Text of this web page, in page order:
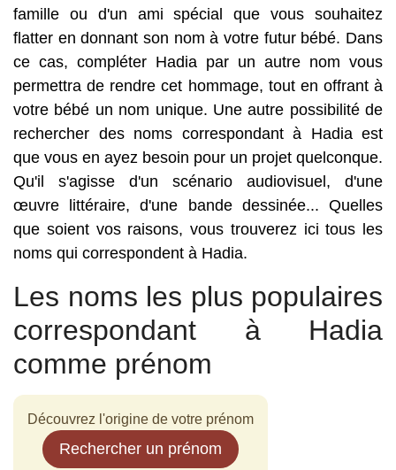
famille ou d'un ami spécial que vous souhaitez
flatter en donnant son nom à votre futur bébé. Dans
ce cas, compléter Hadia par un autre nom vous
permettra de rendre cet hommage, tout en offrant à
votre bébé un nom unique. Une autre possibilité de
rechercher des noms correspondant à Hadia est
que vous en ayez besoin pour un projet quelconque.
Qu'il s'agisse d'un scénario audiovisuel, d'une
œuvre littéraire, d'une bande dessinée... Quelles
que soient vos raisons, vous trouverez ici tous les
noms qui correspondent à Hadia.
Les noms les plus populaires
correspondant à Hadia
comme prénom
Découvrez l'origine de votre prénom
Rechercher un prénom